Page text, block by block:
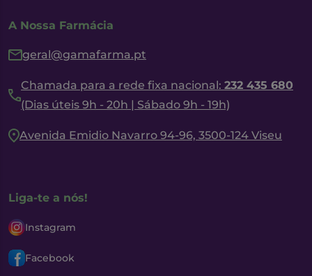
A Nossa Farmácia
geral@gamafarma.pt
Chamada para a rede fixa nacional: 232 435 680
(Dias úteis 9h - 20h | Sábado 9h - 19h)
Avenida Emidio Navarro 94-96, 3500-124 Viseu
Liga-te a nós!
Instagram
Facebook